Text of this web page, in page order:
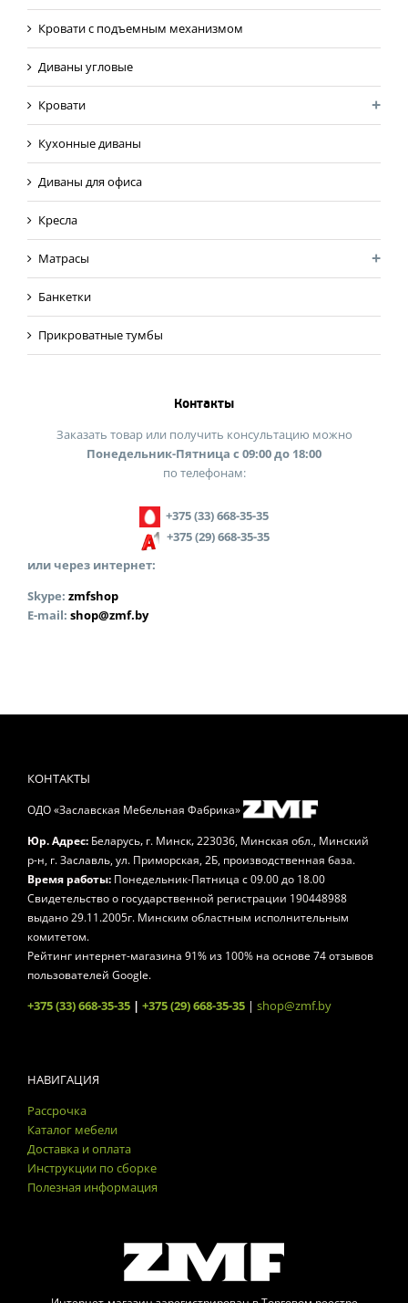
Кровати с подъемным механизмом
Диваны угловые
Кровати
Кухонные диваны
Диваны для офиса
Кресла
Матрасы
Банкетки
Прикроватные тумбы
Контакты
Заказать товар или получить консультацию можно
Понедельник-Пятница с 09:00 до 18:00
по телефонам:
+375 (33) 668-35-35
+375 (29) 668-35-35
или через интернет:
Skype: zmfshop
E-mail: shop@zmf.by
КОНТАКТЫ
ОДО «Заславская Мебельная Фабрика»
Юр. Адрес: Беларусь, г. Минск,223036, Минская обл., Минский
р-н, г. Заславль, ул. Приморская, 2Б, производственная база.
Время работы: Понедельник-Пятница с 09.00 до 18.00
Свидетельство о государственной регистрации 190448988
выдано 29.11.2005г. Минским областным исполнительным
комитетом.
Рейтинг интернет-магазина 91% из 100% на основе74отзывов
пользователей Google.
+375 (33) 668-35-35 | +375 (29) 668-35-35 | shop@zmf.by
НАВИГАЦИЯ
Рассрочка
Каталог мебели
Доставка и оплата
Инструкции по сборке
Полезная информация